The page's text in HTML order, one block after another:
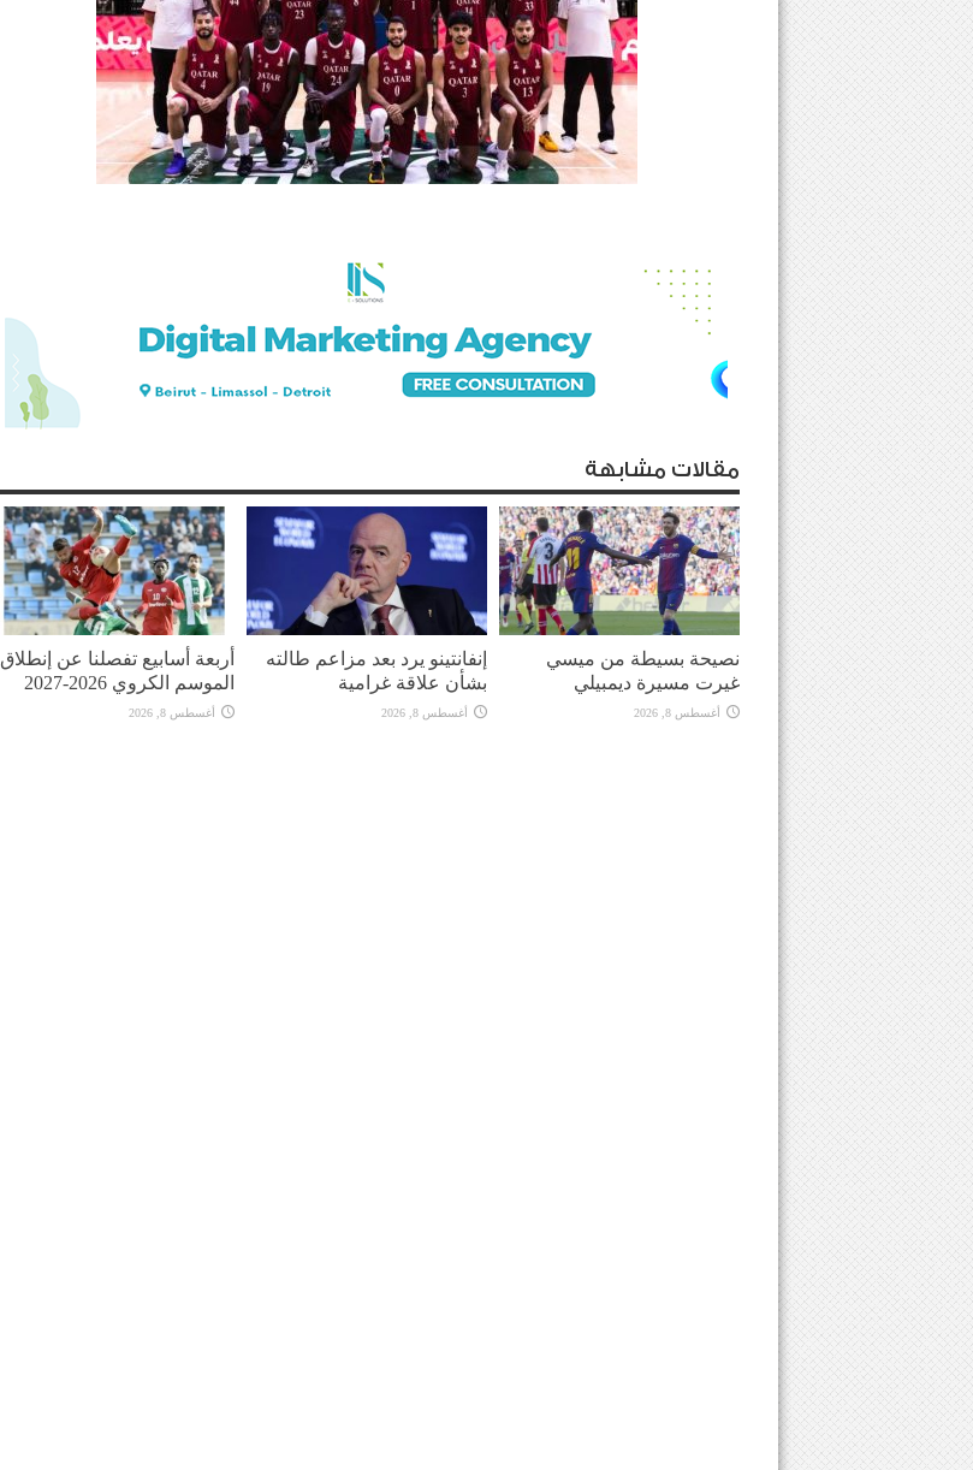
مقالات مشابهة
نصيحة بسيطة من ميسي
غيرت مسيرة ديمبيلي
أغسطس 8, 2026
إنفانتينو يرد بعد مزاعم طالته
بشأن علاقة غرامية
أغسطس 8, 2026
أربعة أسابيع تفصلنا عن إنطلاق
الموسم الكروي 2026-2027
أغسطس 8, 2026